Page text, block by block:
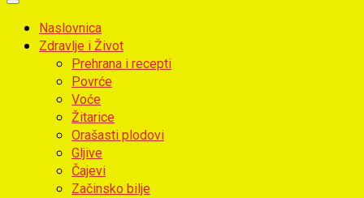
Primary
MenuNaslovnica
Zdravlje i Život
Prehrana i recepti
Povrće
Voće
Žitarice
Orašasti plodovi
Gljive
Čajevi
Začinsko bilje